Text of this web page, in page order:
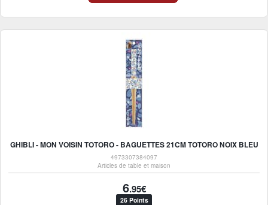
GHIBLI - MON VOISIN TOTORO - BAGUETTES 21CM TOTORO NOIX BLEU
4973307384097
Articles de table et maison
6.95€
26 Points